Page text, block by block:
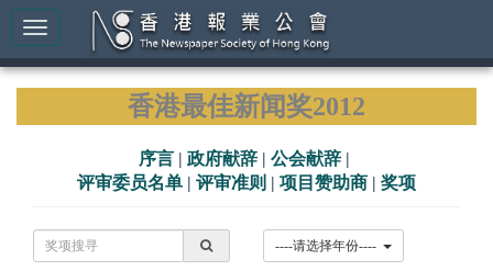
香港最佳新闻奖2012
序言 | 政府献辞 | 公会献辞 |
评审委员名单 | 评审准则 | 项目赞助商 | 奖项